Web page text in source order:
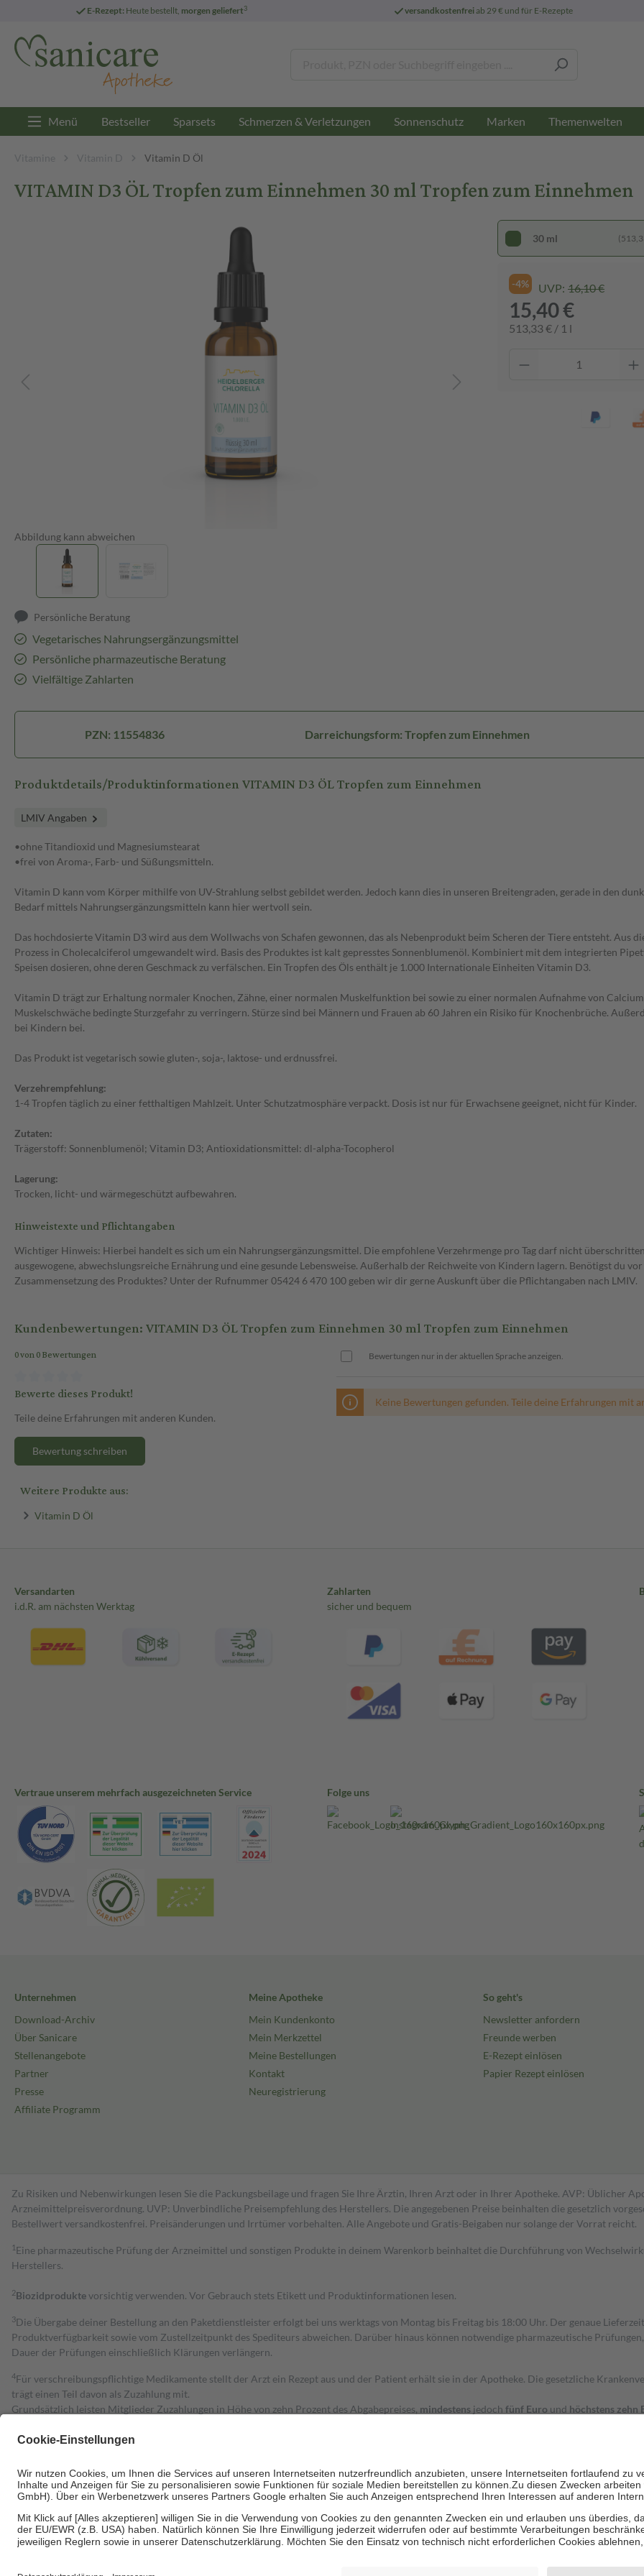
E-Rezept: Heute bestellt, morgen geliefert3 versandkostenfreiab 29 € und für E-Rezepte
Menü Bestseller Sparsets Schmerzen & Verletzungen Sonnenschutz Marken Themenwelten
Vitamine Vitamin D Vitamin D Öl
VITAMIN D3 ÖL Tropfen zum Einnehmen 30 ml Tropfen zum Einnehmen
Abbildung kann abweichen
Persönliche Beratung
Vegetarisches Nahrungsergänzungsmittel
Persönliche pharmazeutische Beratung
Vielfältige Zahlarten
30 ml
-4% UVP: 16,10 €
15,40 €
513,33 € / 1 l
PZN: 11554836 Darreichungsform: Tropfen zum Einnehmen
Produktdetails/Produktinformationen VITAMIN D3 ÖL Tropfen zum Einnehmen
LMIV Angaben
•ohne Titandioxid und Magnesiumstearat
•frei von Aroma-, Farb- und Süßungsmitteln.
Vitamin D kann vom Körper mithilfe von UV-Strahlung selbst gebildet werden. Jedoch kann dies in unseren Breitengraden, gerade in den
Bedarf mittels Nahrungsergänzungsmitteln kann hier wertvoll sein.
Das hochdosierte Vitamin D3 wird aus dem Wollwachs von Schafen gewonnen, das als Nebenprodukt beim Scheren der Tiere entsteht. Aus
Prozess in Cholecalciferol umgewandelt wird. Basis des Produktes ist kalt gepresstes Sonnenblumenöl. Kombiniert mit dem integrierten
Speisen dosieren, ohne deren Geschmack zu verfälschen. Ein Tropfen des Öls enthält je 1.000 Internationale Einheiten Vitamin D3.
Vitamin D trägt zur Erhaltung normaler Knochen, Zähne, einer normalen Muskelfunktion bei sowie zu einer normalen Aufnahme von
Muskelschwäche bedingte Sturzgefahr zu verringern. Stürze sind bei Männern und Frauen ab 60 Jahren ein Risiko für Knochenbrüche.
bei Kindern bei.
Das Produkt ist vegetarisch sowie gluten-, soja-, laktose- und erdnussfrei.
Verzehrempfehlung:
1-4 Tropfen täglich zu einer fetthaltigen Mahlzeit. Unter Schutzatmosphäre verpackt. Dosis ist nur für Erwachsene geeignet, nicht für Kinder.
Zutaten:
Trägerstoff: Sonnenblumenöl; Vitamin D3; Antioxidationsmittel: dl-alpha-Tocopherol
Lagerung:
Trocken, licht- und wärmegeschützt aufbewahren.
Hinweistexte und Pflichtangaben
Wichtiger Hinweis: Hierbei handelt es sich um ein Nahrungsergänzungsmittel. Die empfohlene Verzehrmenge pro Tag darf nicht
ausgewogene, abwechslungsreiche Ernährung und eine gesunde Lebensweise. Außerhalb der Reichweite von Kindern lagern. Benötigst du
Zusammensetzung des Produktes? Unter der Rufnummer 05424 6 470 100 geben wir dir gerne Auskunft über die Pflichtangaben nach LMIV.
Kundenbewertungen: VITAMIN D3 ÖL Tropfen zum Einnehmen 30 ml Tropfen zum Einnehmen
0 von 0 Bewertungen
Bewerte dieses Produkt!
Teile deine Erfahrungen mit anderen Kunden.
Bewertung schreiben
Bewertungen nur in der aktuellen Sprache anzeigen.
Keine Bewertungen gefunden. Teile deine Erfahrungen mit
Weitere Produkte aus:
Vitamin D Öl
Versandarten
i.d.R. am nächsten Werktag
Zahlarten
sicher und bequem
Vertraue unserem mehrfach ausgezeichneten Service Folge uns
Unternehmen
Download-Archiv
Über Sanicare
Stellenangebote
Partner
Presse
Affiliate Programm
Meine Apotheke
Mein Kundenkonto
Mein Merkzettel
Meine Bestellungen
Kontakt
Neuregistrierung
So geht's
Newsletter anfordern
Freunde werben
E-Rezept einlösen
Papier Rezept einlösen
Zu Risiken und Nebenwirkungen lesen Sie die Packungsbeilage und fragen Sie Ihre Ärztin, Ihren Arzt oder in Ihrer Apotheke. AVP: Üblicher
Arzneimittelpreisverordnung. UVP: Unverbindliche Preisempfehlung des Herstellers. Die angegebenen Preise beinhalten die gesetzlich
Bestell­wert versand­kosten­frei. Preisänderungen und Irrtümer vorbehalten. Alle Angebote und Gratis-Beigaben nur solange der Vorrat reicht.
1 Eine pharmazeutische Prüfung der Arzneimittel und sonstigen Produkte in deinem Warenkorb beinhaltet die Durchführung von
Herstellers.
2Biozidproduktevorsichtig verwenden. Vor Gebrauch stets Etikett und Produktinformationen lesen.
3Die Übergabe deiner Bestellung an den Paketdienstleister erfolgt bei uns werktags von Montag bis Freitag bis 18:00 Uhr. Der genaue
Produktverfügbarkeit sowie vom Zustellzeitpunkt des Spediteurs abweichen. Darüber hinaus können notwendige pharmazeutische
Dauer der Prüfungen einschließlich Klärungen verlängern.
4Für verschreibungspflichtige Medikamente stellt der Arzt ein Rezept aus und der Patient erhält sie in der Apotheke. Die gesetzliche
trägt einen Teil davon als Zuzahlung mit.
Grundsätzlich leisten Mitglieder Zuzahlungen in Höhe von zehn Prozent des Abgabepreises, mindestens jedoch fünf Euro und höchstens zehn
Diese Regeln gelten grundsätzlich auch für Online-Apotheken.
Um das Engagement der Versicherten für ihre eigene Gesundheit zu stärken und die besondere Stellung der Familie zu unterstützen, fallen
• Kindern und Jugendlichen bis zum vollendeten 18. Lebensjahr mit Ausnahme der Fahrkosten
• Untersuchungen zur Vorsorge und Früherkennung, die von der GKV getragen werden
• empfohlenen Schutzimpfungen
• Harn- und Blutteststreifen
Informationen findest du hier: https://help.etrusted.com/hc/de/articles/4419944605341